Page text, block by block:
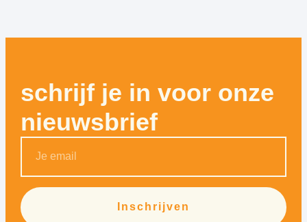
schrijf je in voor onze
nieuwsbrief
Inschrijven